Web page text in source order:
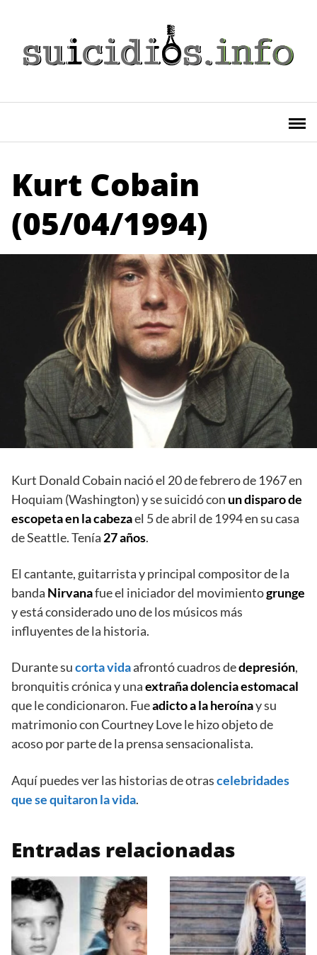
Kurt Cobain
(05/04/1994)
Kurt Donald Cobain nació el 20 de febrero de 1967 en
Hoquiam (Washington) y se suicidó con un disparo de
escopeta en la cabezael 5 de abril de 1994 en su casa
de Seattle. Tenía 27 años.
El cantante, guitarrista y principal compositor de la
banda Nirvanafue el iniciador del movimientogrunge
y está considerado uno de los músicos más
influyentes de la historia.
Durante sucorta vidaafrontó cuadros dedepresión,
bronquitis crónica y unaextraña dolencia estomacal
que le condicionaron. Fueadicto a la heroínay su
matrimonio con Courtney Love le hizo objeto de
acoso por parte de la prensa sensacionalista.
Aquí puedes ver las historias de otrascelebridades
que se quitaron la vida.
Entradas relacionadas